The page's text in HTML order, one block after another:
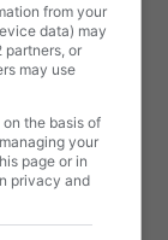
from your
data) may
partners, or
may use
the basis of
your
page or in
privacy and